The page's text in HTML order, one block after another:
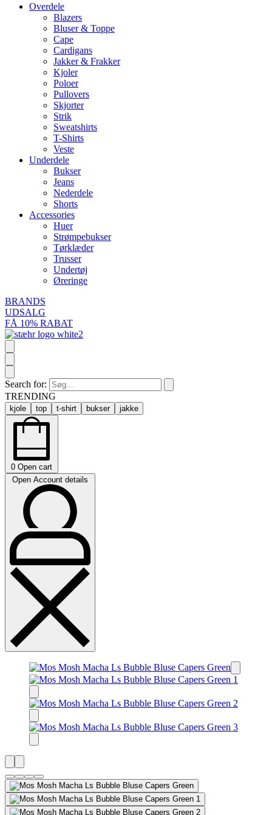
Overdele
Blazers
Bluser & Toppe
Cape
Cardigans
Jakker & Frakker
Kjoler
Poloer
Pullovers
Skjorter
Strik
Sweatshirts
T-Shirts
Veste
Underdele
Bukser
Jeans
Nederdele
Shorts
Accessories
Huer
Strømpebukser
Tørklæder
Trusser
Undertøj
Øreringe
BRANDS
UDSALG
FÅ 10% RABAT
Search for:
TRENDING
kjole top t-shirt bukser jakke
0 Open cart
Open Account details